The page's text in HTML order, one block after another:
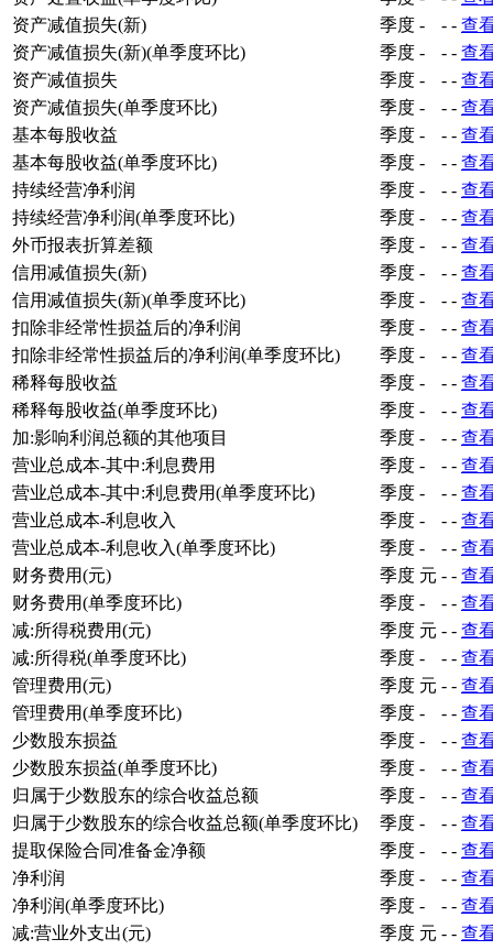
资产减值损失(新)
季度 - - - 查
资产减值损失(新)(单季度环比)
季度 - - - 查
资产减值损失
季度 - - - 查
资产减值损失(单季度环比)
季度 - - - 查
基本每股收益
季度 - - - 查
基本每股收益(单季度环比)
季度 - - - 查
持续经营净利润
季度 - - - 查
持续经营净利润(单季度环比)
季度 - - - 查
外币报表折算差额
季度 - - - 查
信用减值损失(新)
季度 - - - 查
信用减值损失(新)(单季度环比)
季度 - - - 查
扣除非经常性损益后的净利润
季度 - - - 查
扣除非经常性损益后的净利润(单季度环比)
季度 - - - 查
稀释每股收益
季度 - - - 查
稀释每股收益(单季度环比)
季度 - - - 查
加:影响利润总额的其他项目
季度 - - - 查
营业总成本-其中:利息费用
季度 - - - 查
营业总成本-其中:利息费用(单季度环比)
季度 - - - 查
营业总成本-利息收入
季度 - - - 查
营业总成本-利息收入(单季度环比)
季度 - - - 查
财务费用(元)
季度 元 - - 查
财务费用(单季度环比)
季度 - - - 查
减:所得税费用(元)
季度 元 - - 查
减:所得税(单季度环比)
季度 - - - 查
管理费用(元)
季度 元 - - 查
管理费用(单季度环比)
季度 - - - 查
少数股东损益
季度 - - - 查
少数股东损益(单季度环比)
季度 - - - 查
归属于少数股东的综合收益总额
季度 - - - 查
归属于少数股东的综合收益总额(单季度环比)
季度 - - - 查
提取保险合同准备金净额
季度 - - - 查
净利润
季度 - - - 查
净利润(单季度环比)
季度 - - - 查
减:营业外支出(元)
季度 元 - - 查